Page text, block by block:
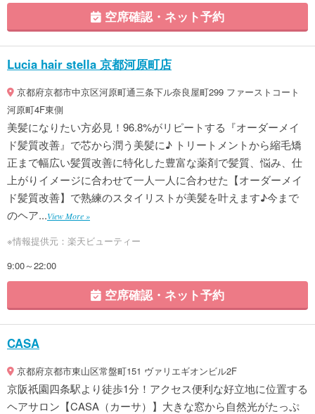
空席確認・ネット予約
Lucia hair stella 京都河原町店
京都府京都市中京区河原町通三条下ル奈良屋町299 ファーストコート
河原町4F東側
美髪になりたい方必見！96.8%がリピートする『オーダーメイ
ド髪質改善』で芯から潤う美髪に♪ トリートメントから縮毛矯
正まで幅広い髪質改善に特化した豊富な薬剤で髪質、悩み、仕
上がりイメージに合わせて一人一人に合わせた【オーダーメイ
ド髪質改善】で熟練のスタイリストが美髪を叶えます♪今まで
のヘア...View More »
※情報提供元：楽天ビューティー
9:00～22:00
空席確認・ネット予約
CASA
京都府京都市東山区常盤町151 ヴァリエギオンビル2F
京阪祇園四条駅より徒歩1分！アクセス便利な好立地に位置する
ヘアサロン【CASA（カーサ）】大きな窓から自然光がたっぷ